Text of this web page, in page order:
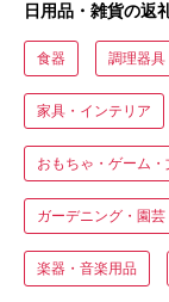
日用品・雑貨の返
食器 調理器具
家具・インテリア
おもちゃ・ゲーム・
ガーデニング・園芸
楽器・音楽用品